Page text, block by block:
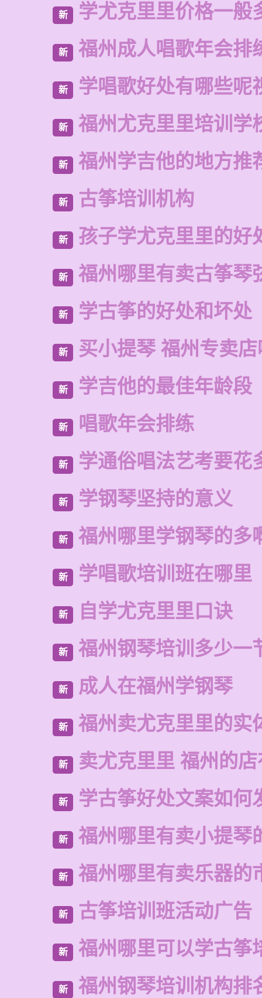
新 学尤克里里价格一般
新 福州成人唱歌年会排
新 学唱歌好处有哪些呢
新 福州尤克里里培训学
新 福州学吉他的地方推
新 古筝培训机构
新 孩子学尤克里里的好
新 福州哪里有卖古筝琴
新 学古筝的好处和坏处
新 买小提琴 福州专卖
新 学吉他的最佳年龄段
新 唱歌年会排练
新 学通俗唱法艺考要花
新 学钢琴坚持的意义
新 福州哪里学钢琴的多
新 学唱歌培训班在哪里
新 自学尤克里里口诀
新 福州钢琴培训多少一
新 成人在福州学钢琴
新 福州卖尤克里里的实
新 卖尤克里里 福州的
新 学古筝好处文案如何
新 福州哪里有卖小提琴
新 福州哪里有卖乐器的
新 古筝培训班活动广告
新 福州哪里可以学古筝
新 福州钢琴培训机构排